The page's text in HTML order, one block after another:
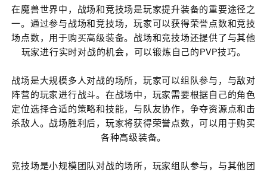
在魔兽世界中，战场和竞技场是玩家提升装备的重要途径之
一。通过参与战场和竞技场，玩家可以获得荣誉点数和竞技
场点数，用于购买高级装备。战场和竞技场还提供了与其他
玩家进行实时对战的机会，可以锻炼自己的PVP技巧。
战场是大规模多人对战的场所，玩家可以组队参与，与敌对
阵营的玩家进行战斗。在战场中，玩家需要根据自己的角色
定位选择合适的策略和技能，与队友协作，争夺资源点和击
杀敌人。战场胜利后，玩家将获得荣誉点数，可以用于购买
各种高级装备。
竞技场是小规模团队对战的场所，玩家组队参与，与其他团